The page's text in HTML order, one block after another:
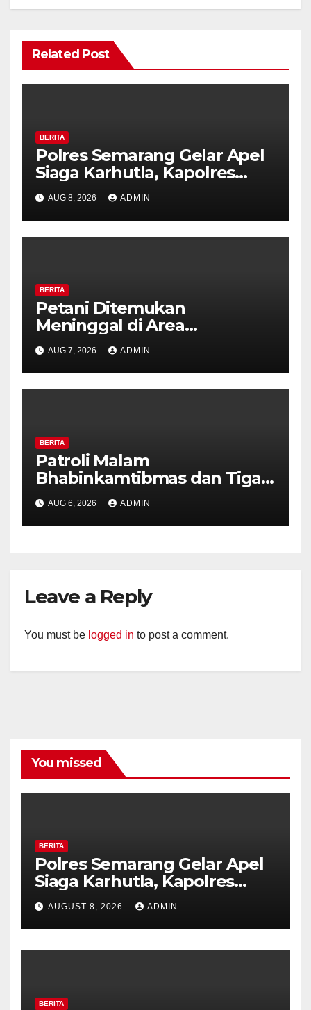
Related Post
BERITA
Polres Semarang Gelar Apel
Siaga Karhutla, Kapolres
Tekankan Sinergi dan
Kesiapsiagaan Hadapi Musim
Kemarau.
AUG 8, 2026 ADMIN
BERITA
Petani Ditemukan
Meninggal di Area
Persawahan Kalibeji, Polisi
Pastikan Tidak Ada Tanda
Kekerasan
AUG 7, 2026 ADMIN
BERITA
Patroli Malam
Bhabinkamtibmas dan Tiga
Pilar Kelurahan Ungaran
Perkuat Kamtibmas, Warga
Diajak Aktifkan Ronda
AUG 6, 2026 ADMIN
Leave a Reply
You must be logged in to post a comment.
You missed
BERITA
Polres Semarang Gelar Apel
Siaga Karhutla, Kapolres
Tekankan Sinergi dan
Kesiapsiagaan Hadapi Musim
Kemarau.
AUGUST 8, 2026 ADMIN
BERITA